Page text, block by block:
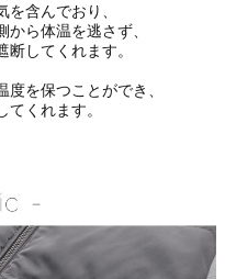
を含んでおり、
ら体温を逃さず、
してくれます。
を保つことができ、
くれます。